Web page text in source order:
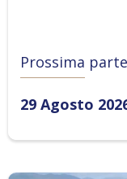
Prossima
29 Agosto